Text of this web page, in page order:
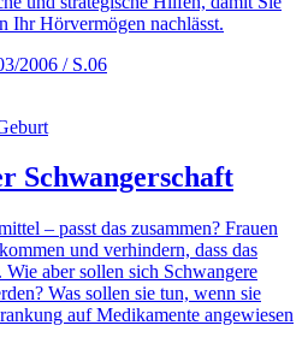
Ihr Hörvermögen nachlässt.
2006 / S.06
Schwangerschaft
­– passt das zusammen? Frauen
und verhindern, dass das
aber sollen sich Schwangere
Was sollen sie tun, wenn sie
auf Medikamente angewiesen